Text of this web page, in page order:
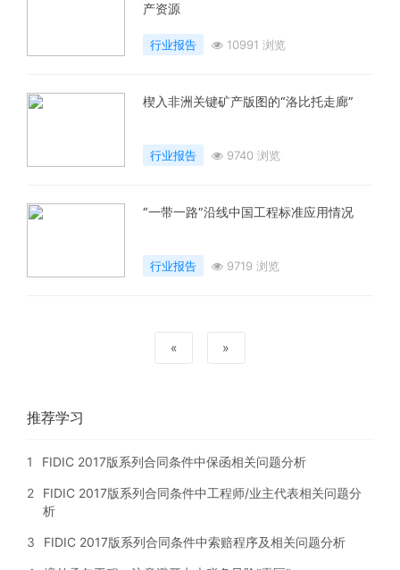
产资源
行业报告 10991 浏览
楔入非洲关键矿产版图的“洛比托走廊”
行业报告 9740 浏览
“一带一路”沿线中国工程标准应用情况
行业报告 9719 浏览
« »
推荐学习
1 FIDIC 2017版系列合同条件中保函相关问题分析
2
FIDIC 2017版系列合同条件中工程师/业主代表相关问题分
析
3 FIDIC 2017版系列合同条件中索赔程序及相关问题分析